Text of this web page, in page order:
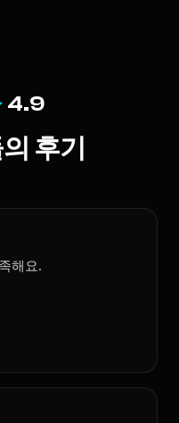
4.9
후기
해요.